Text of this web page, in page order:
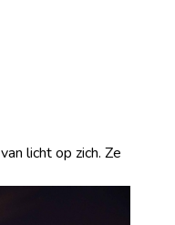
licht op zich. Ze